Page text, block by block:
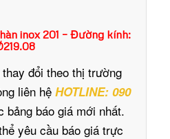
inox 201 – Đường kính:
đổi theo thị trường
liên hệ HOTLINE: 090
báo giá mới nhất.
yêu cầu báo giá trực